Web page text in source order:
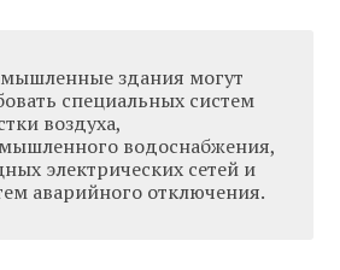
здания могут
специальных систем
воздуха,
водоснабжения,
электрических сетей и
аварийного отключения.